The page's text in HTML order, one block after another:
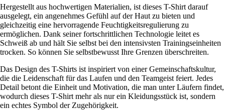
Hergestellt aus hochwertigen Materialien, ist dieses T-Shirt darauf
ausgelegt, ein angenehmes Gefühl auf der Haut zu bieten und
gleichzeitig eine hervorragende Feuchtigkeitsregulierung zu
ermöglichen. Dank seiner fortschrittlichen Technologie leitet es
Schweiß ab und hält Sie selbst bei den intensivsten Trainingseinheiten
trocken. So können Sie selbstbewusst Ihre Grenzen überschreiten.
Das Design des T-Shirts ist inspiriert von einer Gemeinschaftskultur,
die die Leidenschaft für das Laufen und den Teamgeist feiert. Jedes
Detail betont die Einheit und Motivation, die man unter Läufern findet,
wodurch dieses T-Shirt mehr als nur ein Kleidungsstück ist, sondern
ein echtes Symbol der Zugehörigkeit.